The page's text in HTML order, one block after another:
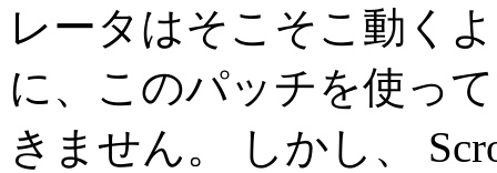
レータはそこそこ動く
に、このパッチを使っ
きません。 しかし、